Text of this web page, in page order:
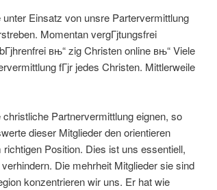
Einsatz von unsre Partervermittlung
Momentan vergГјtungsfrei
вњ“ zig Christen online вњ“ Viele
fГјr jedes Christen. Mittlerweile
Partnervermittlung eignen, so
dieser Mitglieder den orientieren
Position. Dies ist uns essentiell,
Die mehrheit Mitglieder sie sind
konzentrieren wir uns. Er hat wie